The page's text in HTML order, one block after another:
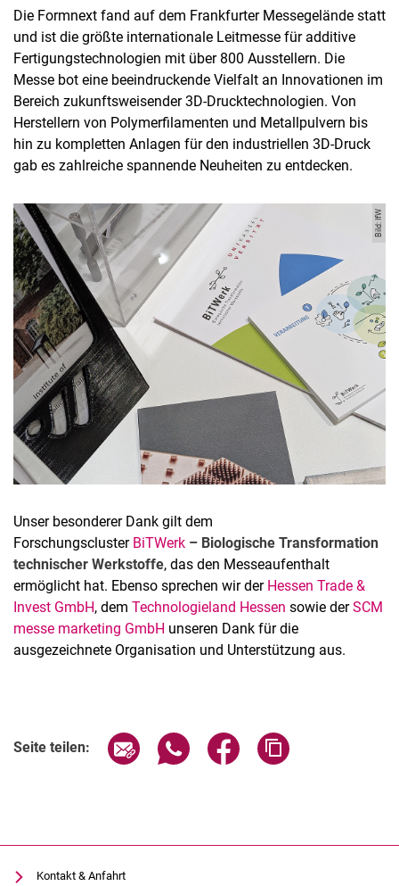
Die Formnext fand auf dem Frankfurter Messegelände statt
und ist die größte internationale Leitmesse für additive
Fertigungstechnologien mit über 800 Ausstellern. Die
Messe bot eine beeindruckende Vielfalt an Innovationen im
Bereich zukunftsweisender 3D-Drucktechnologien. Von
Herstellern von Polymerfilamenten und Metallpulvern bis
hin zu kompletten Anlagen für den industriellen 3D-Druck
gab es zahlreiche spannende Neuheiten zu entdecken.
Bild: IfW
Unser besonderer Dank gilt dem
ForschungsclusterBiTWerk – Biologische Transformation
technischer Werkstoffe, das den Messeaufenthalt
ermöglicht hat. Ebenso sprechen wir derHessen Trade &
Invest GmbH, dem Technologieland Hessen sowie derSCM
messe marketing GmbH unseren Dank für die
ausgezeichnete Organisation und Unterstützung aus.
Seite teilen: Seite über E-Mail teilen
Seite über WhatsApp teilen
Seite über Facebook
Kontakt & Anfahrt